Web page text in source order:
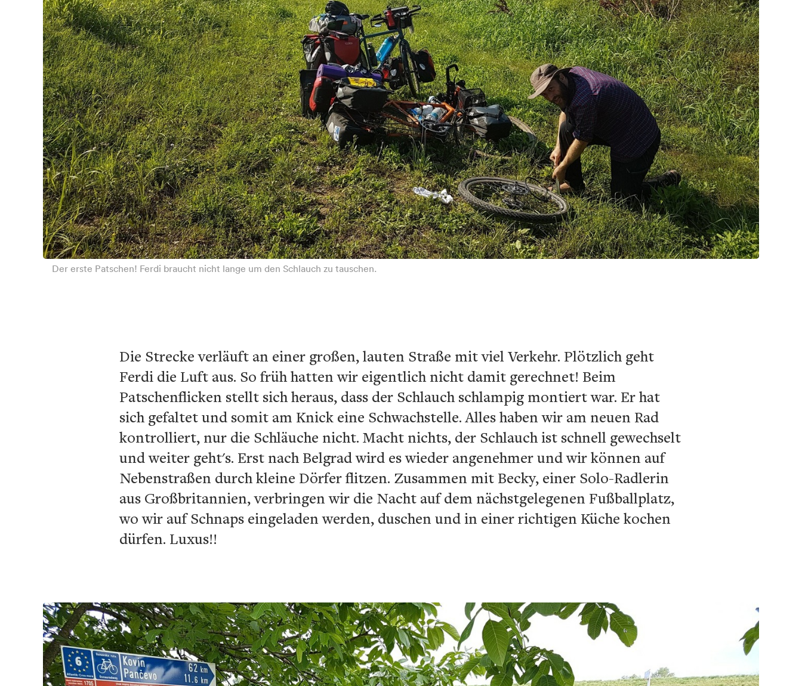
Der erste Patschen! Ferdi braucht nicht lange um den Schlauch zu tauschen.
Die Strecke verläuft an einer großen, lauten Straße mit viel Verkehr. Plötzlich geht
Ferdi die Luft aus. So früh hatten wir eigentlich nicht damit gerechnet! Beim
Patschenflicken stellt sich heraus, dass der Schlauch schlampig montiert war. Er hat
sich gefaltet und somit am Knick eine Schwachstelle. Alles haben wir am neuen Rad
kontrolliert, nur die Schläuche nicht. Macht nichts, der Schlauch ist schnell gewechselt
und weiter geht's. Erst nach Belgrad wird es wieder angenehmer und wir können auf
Nebenstraßen durch kleine Dörfer flitzen. Zusammen mit Becky, einer Solo-Radlerin
aus Großbritannien, verbringen wir die Nacht auf dem nächstgelegenen Fußballplatz,
wo wir auf Schnaps eingeladen werden, duschen und in einer richtigen Küche kochen
dürfen. Luxus!!